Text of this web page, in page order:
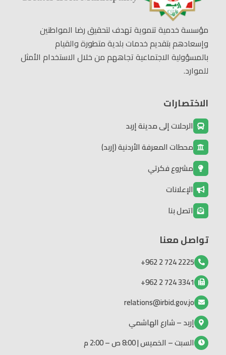
مؤسسة خدمية تنموية تهدف لتحقيق رضا المواطنين
وإسعادهم بتقديم خدمات بلدية متطورة والقيام
بالمسؤولية الاجتماعية تجاههم من خلال الاستخدام الأمثل
للموارد.
الاختصارات
الرحلات إلى مدينة إربد
محطات المعرفة الأردنية (إربد)
مشروع فكرتي
الإعلانات
اتصل بنا
تواصل معنا
2225 724 2 962+
3341 724 2 962+
relations@irbid.gov.jo
إربد – شارع الهاشمي
السبت – الخميس | 8:00 ص – 2:00 م